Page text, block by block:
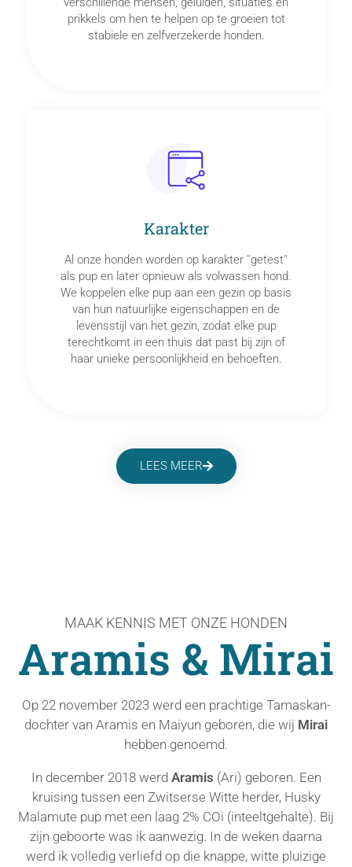
prikkels om hen te helpen op te groeien tot
stabiele en zelfverzekerde honden.
Karakter
Al onze honden worden op karakter ''getest''
als pup en later opnieuw als volwassen hond.
We koppelen elke pup aan een gezin op basis
van hun natuurlijke eigenschappen en de
levensstijl van het gezin, zodat elke pup
terechtkomt in een thuis dat past bij zijn of
haar unieke persoonlijkheid en behoeften.
LEES MEER
MAAK KENNIS MET ONZE HONDEN
Aramis & Mirai
Op 22 november 2023 werd een prachtige Tamaskan-
dochter van Aramis en Maiyun geboren, die wij Mirai
hebben genoemd.
In december 2018 werd Aramis (Ari) geboren. Een
kruising tussen een Zwitserse Witte herder, Husky
Malamute pup met een laag 2% COi (inteeltgehalte). Bij
zijn geboorte was ik aanwezig. In de weken daarna
werd ik volledig verliefd op die knappe, witte pluizige